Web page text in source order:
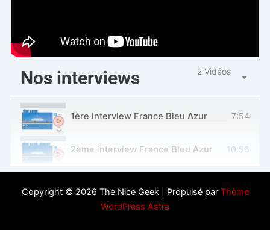
Nos interviews 2 Vidéos
1ère interview France Bleu Azur 7:54
2ème interview France Bleu Azur 10:56
Copyright © 2026 The Nice Geek | Propulsé par Thème
WordPress Astra